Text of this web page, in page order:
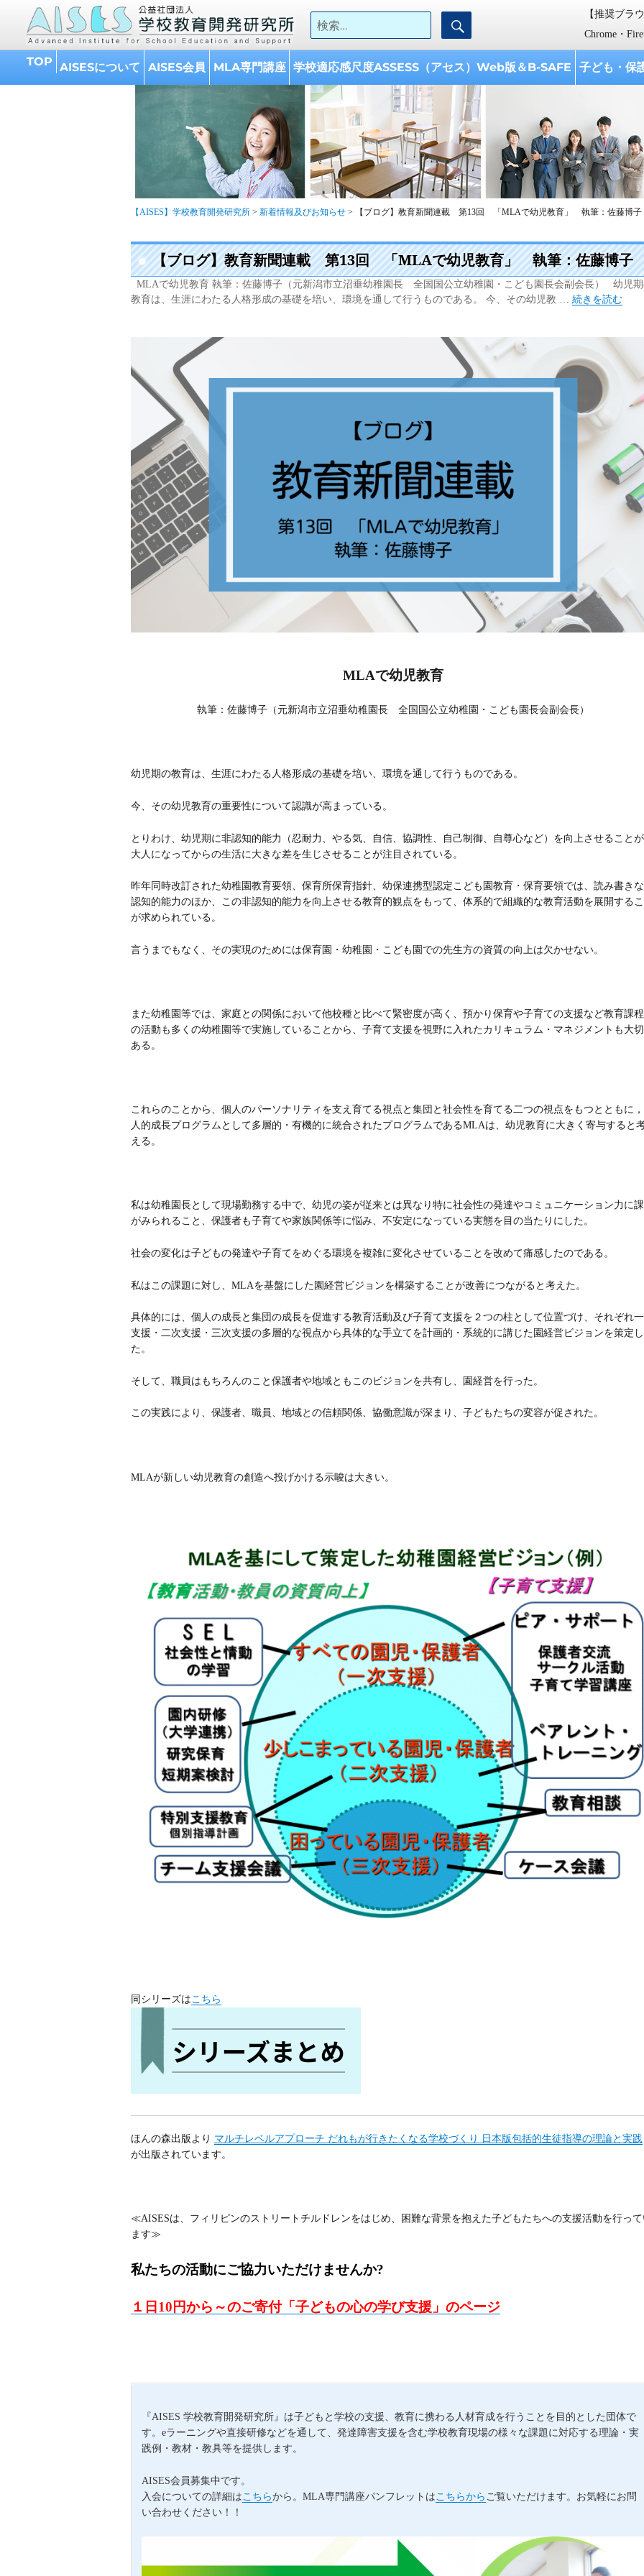
【AISES】学校教育開発研究所
AISES『学校教育開発研究所』は、 「子どもと学校への支援、 教育に携わる
的として設立されました。
検索:
検
【推奨ブラ
Chrome・
TOP AISESについて AISES会員 MLA専門講座 学校適応感尺度ASSESS（アセス）Web版＆B-SAFE 子ども・保
【AISES】学校教育開発研究所> 新着情報及びお知らせ> 【ブログ】教育新聞連載 第13回 「MLAで幼児教育」 執筆：佐藤博子
【ブログ】教育新聞連載 第13回 「MLAで幼児教育」 執筆：佐藤博子
MLAで幼児教育 執筆：佐藤博子（元新潟市立沼垂幼稚園長 全国国公立幼稚園・こども園長会副会長） 幼児
教育は、生涯にわたる人格形成の基礎を培い、環境を通して行うものである。 今、その幼児教 … “【ブログ】
続きを読む
MLAで幼児教育
執筆：佐藤博子（元新潟市立沼垂幼稚園長 全国国公立幼稚園・こども園長会副会長）
幼児期の教育は、生涯にわたる人格形成の基礎を培い、環境を通して行うものである。
今、その幼児教育の重要性について認識が高まっている。
とりわけ、幼児期に非認知的能力（忍耐力、やる気、自信、協調性、自己制御、自尊心など）を向上させること
大人になってからの生活に大きな差を生じさせることが注目されている。
昨年同時改訂された幼稚園教育要領、保育所保育指針、幼保連携型認定こども園教育・保育要領では、読み書き
認知的能力のほか、この非認知的能力を向上させる教育的観点をもって、体系的で組織的な教育活動を展開する
が求められている。
言うまでもなく、その実現のためには保育園・幼稚園・こども園での先生方の資質の向上は欠かせない。
また幼稚園等では、家庭との関係において他校種と比べて緊密度が高く、預かり保育や子育ての支援など教育課
の活動も多くの幼稚園等で実施していることから、子育て支援を視野に入れたカリキュラム・マネジメントも大
ある。
これらのことから、個人のパーソナリティを支え育てる視点と集団と社会性を育てる二つの視点をもつとともに
人的成長プログラムとして多層的・有機的に統合されたプログラムであるMLAは、幼児教育に大きく寄与すると
える。
私は幼稚園長として現場勤務する中で、幼児の姿が従来とは異なり特に社会性の発達やコミュニケーション力に
がみられること、保護者も子育てや家族関係等に悩み、不安定になっている実態を目の当たりにした。
社会の変化は子どもの発達や子育てをめぐる環境を複雑に変化させていることを改めて痛感したのである。
私はこの課題に対し、MLAを基盤にした園経営ビジョンを構築することが改善につながると考えた。
具体的には、個人の成長と集団の成長を促進する教育活動及び子育て支援を２つの柱として位置づけ、それぞれ
支援・二次支援・三次支援の多層的な視点から具体的な手立てを計画的・系統的に講じた園経営ビジョンを策定し
た。
そして、職員はもちろんのこと保護者や地域ともこのビジョンを共有し、園経営を行った。
この実践により、保護者、職員、地域との信頼関係、協働意識が深まり、子どもたちの変容が促された。
MLAが新しい幼児教育の創造へ投げかける示唆は大きい。
同シリーズは こちら
ほんの森出版より マルチレベルアプローチ だれもが行きたくなる学校づくり 日本版包括的生徒指導の理論と実践
が出版されています。
≪AISESは、フィリピンのストリートチルドレンをはじめ、困難な背景を抱えた子どもたちへの支援活動を行っ
ます≫
私たちの活動にご協力いただけませんか?
１日10円から～のご寄付「子どもの心の学び支援」のページ
『AISES 学校教育開発研究所』は子どもと学校の支援、教育に携わる人材育成を行うことを目的とした団体で
す。eラーニングや直接研修などを通して、発達障害支援を含む学校教育現場の様々な課題に対応する理論・実
践例・教材・教具等を提供します。
AISES会員募集中です。
入会についての詳細は こちらから。MLA専門講座パンフレットは こちらから ご覧いただけます。お気軽にお問
い合わせください！！